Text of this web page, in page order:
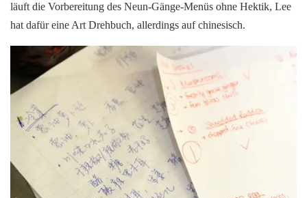
läuft die Vorbereitung des Neun-Gänge-Menüs ohne Hektik, Lee
hat dafür eine Art Drehbuch, allerdings auf chinesisch.